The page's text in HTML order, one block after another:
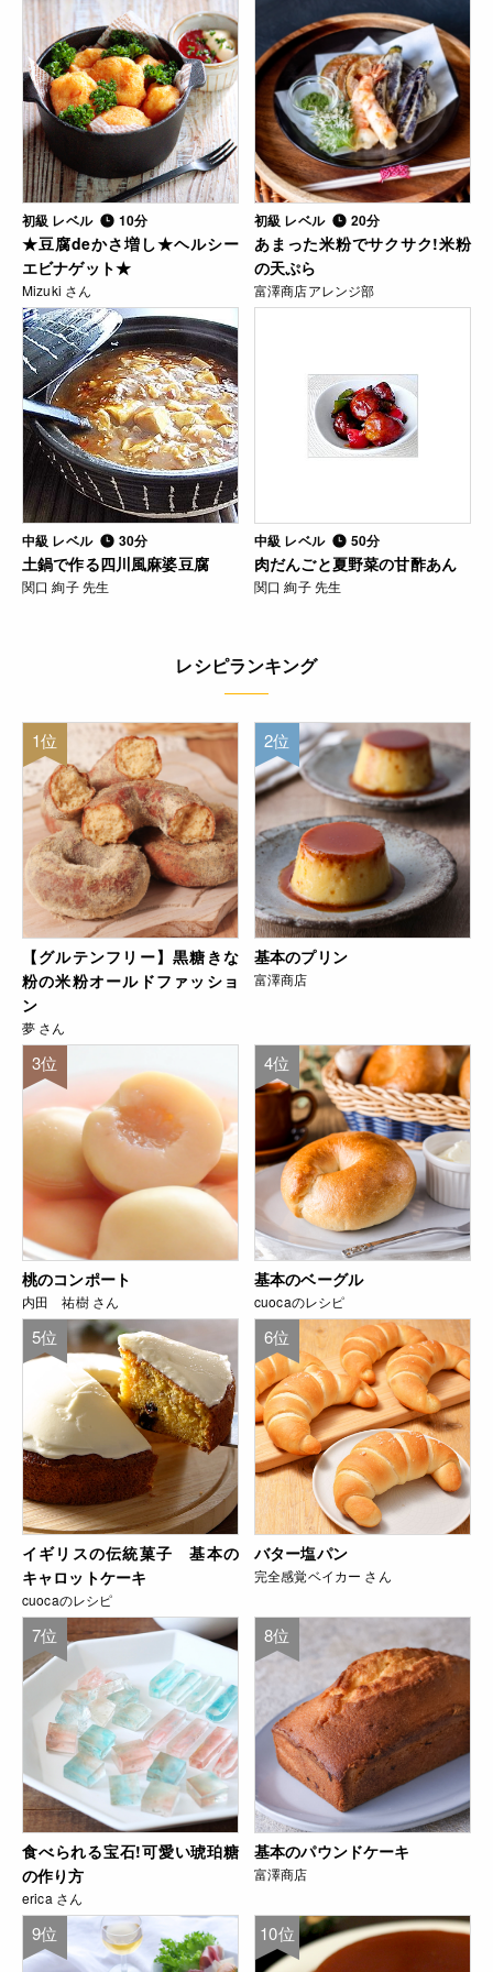
初級 レベル 10分
★豆腐deかさ増し★ヘルシー
エビナゲット★
Mizuki さん
初級 レベル 20分
あまった米粉でサクサク!米粉
の天ぷら
富澤商店アレンジ部
中級 レベル 30分
土鍋で作る四川風麻婆豆腐
関口 絢子 先生
中級 レベル 50分
肉だんごと夏野菜の甘酢あん
関口 絢子 先生
レシピランキング
1位
【グルテンフリー】黒糖きな
粉の米粉オールドファッショ
ン
夢 さん
2位
基本のプリン
富澤商店
3位
桃のコンポート
内田 祐樹 さん
4位
基本のベーグル
cuocaのレシピ
5位
イギリスの伝統菓子 基本の
キャロットケーキ
cuocaのレシピ
6位
バター塩パン
完全感覚ベイカー さん
7位
食べられる宝石!可愛い琥珀糖
の作り方
erica さん
8位
基本のパウンドケーキ
富澤商店
9位 10位